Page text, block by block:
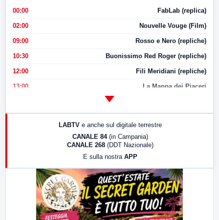
00:00 FabLab (replica)
02:00 Nouvelle Vouge (Film)
09:00 Rosso e Nero (repliche)
10:30 Buonissimo Red Roger (repliche)
12:00 Fili Meridiani (repliche)
13:00 La Mappa dei Piaceri
LabNews (replica)
LABTV e anche sul digitale terrestre
CANALE 84 (in Campania)
CANALE 268 (DDT Nazionale)
E sulla nostra APP